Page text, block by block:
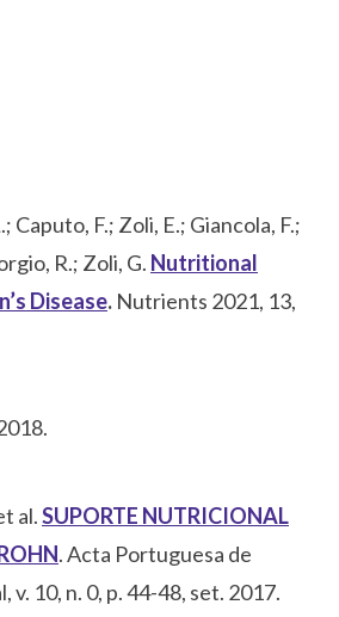
Caputo, F.; Zoli, E.; Giancola, F.;
R.; Zoli, G. Nutritional
Disease. Nutrients 2021, 13,
al.SUPORTE NUTRICIONAL
. Acta Portuguesa de
10, n. 0, p. 44-48, set. 2017.